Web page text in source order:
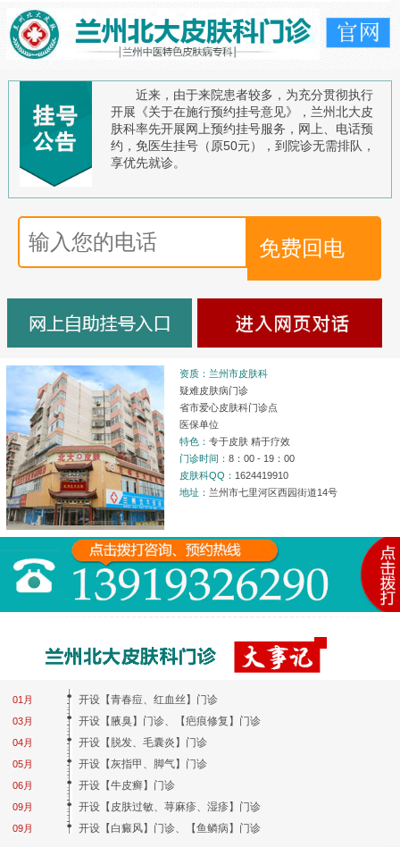
近来，由于来院患者较多，为充分贯彻执行
开展《关于在施行预约挂号意见》，兰州北大皮
肤科率先开展网上预约挂号服务，网上、电话预
约，免医生挂号（原50元），到院诊无需排队，
享优先就诊。
资质：兰州市皮肤科
疑难皮肤病门诊
省市爱心皮肤科门诊点
医保单位
特色：专于皮肤 精于疗效
门诊时间：8：00 - 19：00
皮肤科QQ： 1624419910
地址： 兰州市七里河区西园街道14号
01月
03月
04月
05月
06月
09月
09月
开设【青春痘、红血丝】门诊
开设【腋臭】门诊、【疤痕修复】门诊
开设【脱发、毛囊炎】门诊
开设【灰指甲、脚气】门诊
开设【牛皮癣】门诊
开设【皮肤过敏、荨麻疹、湿疹】门诊
开设【白癜风】门诊、【鱼鳞病】门诊